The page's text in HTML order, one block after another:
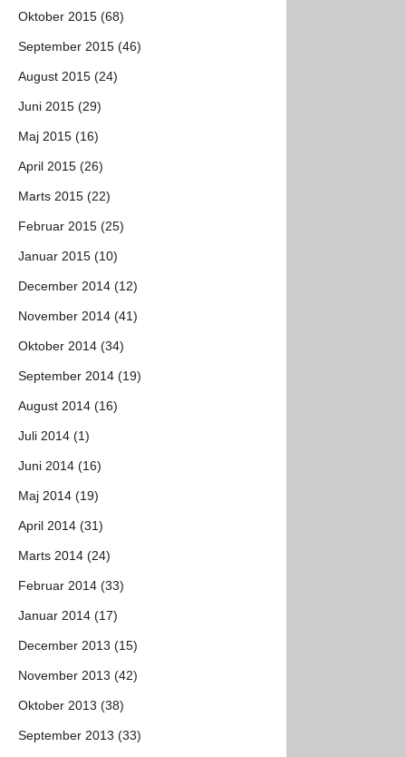
Oktober 2015 (68)
September 2015 (46)
August 2015 (24)
Juni 2015 (29)
Maj 2015 (16)
April 2015 (26)
Marts 2015 (22)
Februar 2015 (25)
Januar 2015 (10)
December 2014 (12)
November 2014 (41)
Oktober 2014 (34)
September 2014 (19)
August 2014 (16)
Juli 2014 (1)
Juni 2014 (16)
Maj 2014 (19)
April 2014 (31)
Marts 2014 (24)
Februar 2014 (33)
Januar 2014 (17)
December 2013 (15)
November 2013 (42)
Oktober 2013 (38)
September 2013 (33)